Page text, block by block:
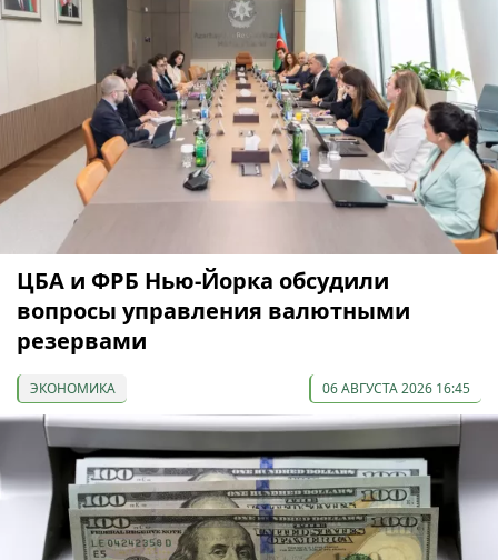
ЦБА и ФРБ Нью-Йорка обсудили
вопросы управления валютными
резервами
ЭКОНОМИКА 06 АВГУСТА 2026 16:45